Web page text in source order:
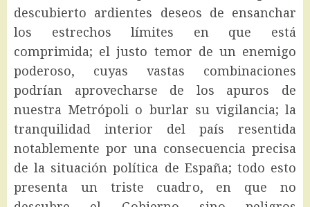
descubierto ardientes deseos de ensanchar
los estrechos límites en que está
comprimida; el justo temor de un enemigo
poderoso, cuyas vastas combinaciones
podrían aprovecharse de los apuros de
nuestra Metrópoli o burlar su vigilancia; la
tranquilidad interior del país resentida
notablemente por una consecuencia precisa
de la situación política de España; todo esto
presenta un triste cuadro, en que no